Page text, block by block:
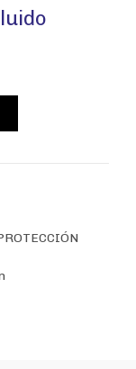
"D" 20KA cantidad